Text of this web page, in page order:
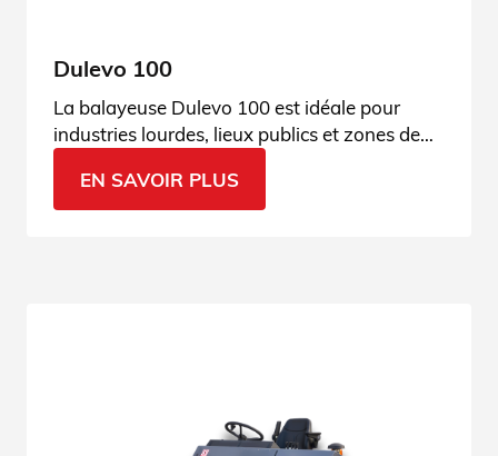
Dulevo 100
La balayeuse Dulevo 100 est idéale pour
industries lourdes, lieux publics et zones de
caractéristiques.
EN SAVOIR PLUS